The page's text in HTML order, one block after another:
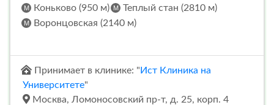
Коньково (950 м)
Теплый стан (2810 м)
Воронцовская (2140 м)
Принимает в клинике: " Ист Клиника на
Университете"
Москва, Ломоносовский пр-т, д. 25, корп. 4